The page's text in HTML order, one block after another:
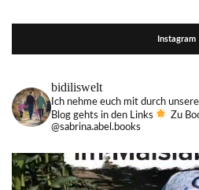
Instagram
bidiliswelt
Ich nehme euch mit durch
Blog gehts in den Links
Zu
@sabrina.abel.books